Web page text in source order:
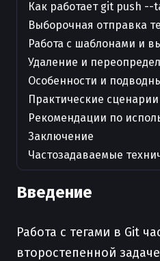
Как работает git push --
Выборочная отправка
Работа с шаблонами и
Удаление и
Особенности и
Практические
Рекомендации по
Заключение
Частозадаваемые
Введение
Работа с тегами в Git
второстепенной